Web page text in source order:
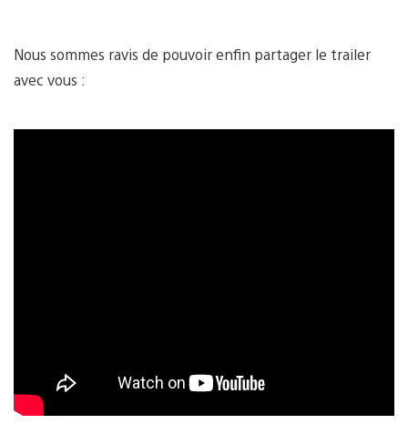
Nous sommes ravis de pouvoir enfin partager le trailer
avec vous :